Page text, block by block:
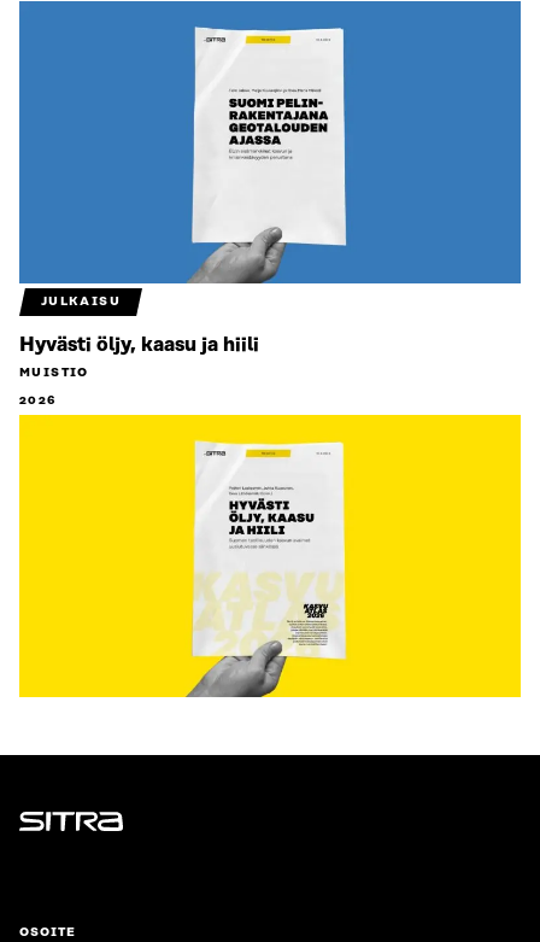
JULKAISU
Hyvästi öljy, kaasu ja hiili
MUISTIO
2026
Sitra
OSOITE